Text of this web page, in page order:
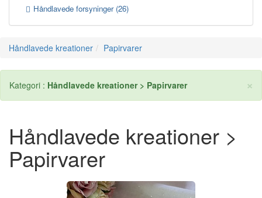
Håndlavede forsyninger(26)
Håndlavede kreationer Papirvarer
×
Kategori : Håndlavede kreationer > Papirvarer
Håndlavede kreationer >
Papirvarer